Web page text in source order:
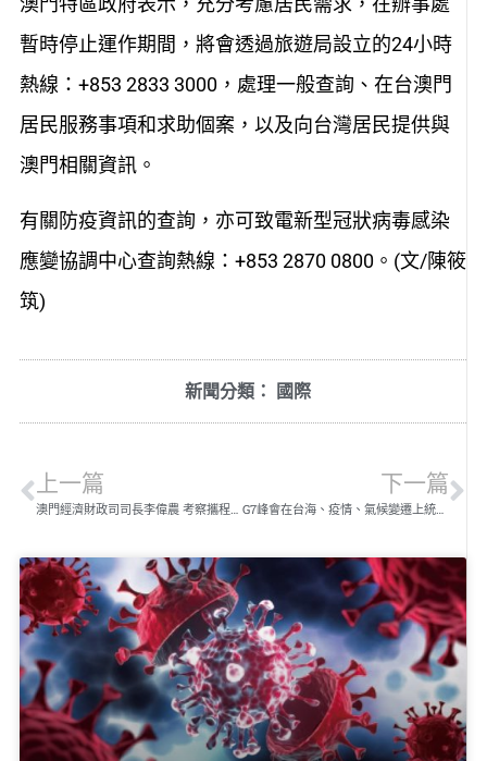
暫時停止運作期間，將會透過旅遊局設立的24小時
熱線：+853 2833 3000，處理一般查詢、在台澳門
居民服務事項和求助個案，以及向台灣居民提供與
澳門相關資訊。
有關防疫資訊的查詢，亦可致電新型冠狀病毒感染
應變協調中心查詢熱線：+853 2870 0800。(文/陳筱
筑)
新聞分類： 國際
上一篇
澳門經濟財政司司長李偉農 考察攜程集團
下一篇